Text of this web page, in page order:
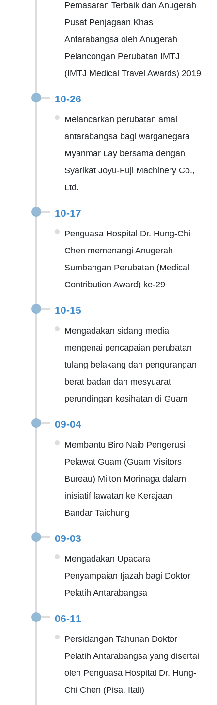
Pemasaran Terbaik dan Anugerah
Pusat Penjagaan Khas
Antarabangsa oleh Anugerah
Pelancongan Perubatan IMTJ
(IMTJ Medical Travel Awards) 2019
10-26
Melancarkan perubatan amal
antarabangsa bagi warganegara
Myanmar Lay bersama dengan
Syarikat Joyu-Fuji Machinery Co.,
Ltd.
10-17
Penguasa Hospital Dr. Hung-Chi
Chen memenangi Anugerah
Sumbangan Perubatan (Medical
Contribution Award) ke-29
10-15
Mengadakan sidang media
mengenai pencapaian perubatan
tulang belakang dan pengurangan
berat badan dan mesyuarat
perundingan kesihatan di Guam
09-04
Membantu Biro Naib Pengerusi
Pelawat Guam (Guam Visitors
Bureau) Milton Morinaga dalam
inisiatif lawatan ke Kerajaan
Bandar Taichung
09-03
Mengadakan Upacara
Penyampaian Ijazah bagi Doktor
Pelatih Antarabangsa
06-11
Persidangan Tahunan Doktor
Pelatih Antarabangsa yang disertai
oleh Penguasa Hospital Dr. Hung-
Chi Chen (Pisa, Itali)